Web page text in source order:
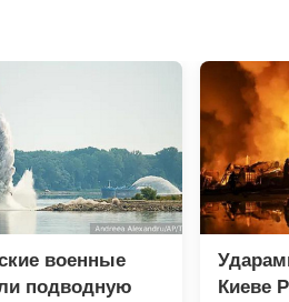
военные
подводную
Киеве